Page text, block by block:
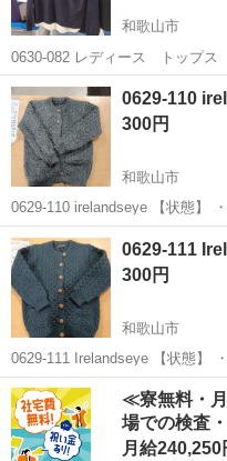
和歌山市
0630-082 レディース トップス 【状態】 ・使用に伴う多少の
レ、キズ、落としきれない汚れ
ください ・お値引きは出来かね
め、...
和歌山 和歌山市
0629-110
300円
和歌山市
0629-110 irelandseye 【状態】 ・使用に伴う多少のスレ、キズ、落と
しきれない汚れなどございます
引きは出来かねますのでご了承
和歌山 和歌山市
0629-111
300円
和歌山市
0629-111 Irelandseye 【状態】 ・使用に伴う多少のスレ、キズ、落と
しきれない汚れなどございます
引きは出来かねますのでご了承
和歌山 和歌山市 カーディ
≪寮無料・
場での検査
月給240,250